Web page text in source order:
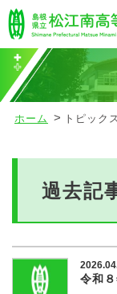
ホーム トピック
過去記
令和